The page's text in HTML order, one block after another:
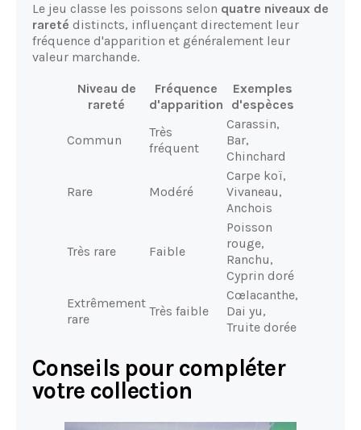
Le jeu classe les poissons selon quatre niveaux de
rareté distincts, influençant directement leur
fréquence d'apparition et généralement leur
valeur marchande.
Niveau de
rareté
Fréquence
d'apparition
Exemples
d'espèces
Commun
Très
fréquent
Carassin,
Bar,
Chinchard
Rare Modéré
Carpe koï,
Vivaneau,
Anchois
Très rare Faible
Poisson
rouge,
Ranchu,
Cyprin doré
Extrêmement
rare
Très faible
Cœlacanthe,
Dai yu,
Truite dorée
Conseils pour compléter
votre collection